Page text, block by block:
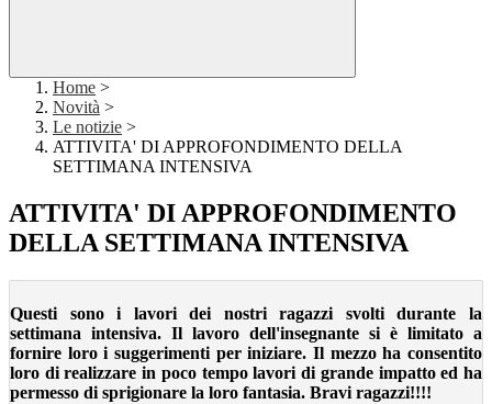
Home >
Novità >
Le notizie >
ATTIVITA' DI APPROFONDIMENTO DELLA
SETTIMANA INTENSIVA
ATTIVITA' DI APPROFONDIMENTO
DELLA SETTIMANA INTENSIVA
Questi sono i lavori dei nostri ragazzi svolti durante la
settimana intensiva. Il lavoro dell'insegnante si è limitato a
fornire loro i suggerimenti per iniziare. Il mezzo ha consentito
loro di realizzare in poco tempo lavori di grande impatto ed ha
permesso di sprigionare la loro fantasia. Bravi ragazzi!!!!